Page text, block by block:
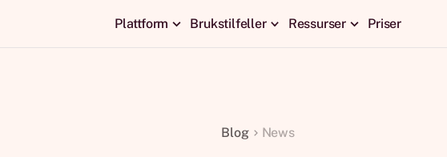
Plattform Brukstilfeller Ressurser Priser
Blog News